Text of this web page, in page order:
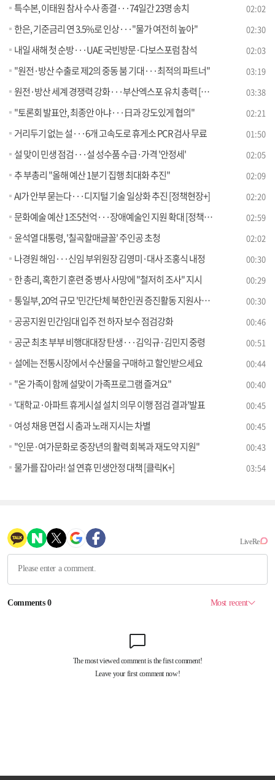
특수본, 이태원 참사 수사 종결···74일간 23명 송치 02:02
한은, 기준금리 연 3.5%로 인상···"물가 여전히 높아" 02:30
내일 새해 첫 순방···UAE 국빈방문·다보스포럼 참석 02:03
"원전·방산 수출로 제2의 중동 붐 기대···최적의 파트너" 03:19
원전·방산 세계 경쟁력 강화···부산엑스포 유치 총력 [뉴스의 맥] 03:38
"토론회 발표안, 최종안 아냐···日과 강도있게 협의" 02:21
거리두기 없는 설···6개 고속도로 휴게소 PCR 검사 무료 01:50
설 맞이 민생 점검···설 성수품 수급·가격 '안정세' 02:05
추 부총리 "올해 예산 1분기 집행 최대화 추진" 02:09
AI가 안부 묻는다···디지털 기술 일상화 추진 [정책현장+] 02:20
문화예술 예산 1조5천억···장애예술인 지원 확대 [정책현장+] 02:59
윤석열 대통령, '칠곡할매글꼴' 주인공 초청 02:02
나경원 해임···신임 부위원장 김영미·대사 조홍식 내정 00:30
한 총리, 혹한기 훈련 중 병사 사망에 "철저히 조사" 지시 00:29
통일부, 20억 규모 '민간단체 북한인권 증진활동 지원사업' 시행 00:30
공공지원 민간임대 입주 전 하자 보수 점검강화 00:46
공군 최초 부부 비행대대장 탄생···김익규·김민지 중령 00:51
설에는 전통시장에서 수산물을 구매하고 할인받으세요 00:44
"온 가족이 함께 설맞이 가족프로그램 즐겨요" 00:40
'대학교·아파트 휴게시설 설치 의무 이행 점검 결과'발표 00:45
여성 채용 면접 시 춤과 노래 지시는 차별 00:45
"인문·여가문화로 중장년의 활력 회복과 재도약 지원" 00:43
물가를 잡아라! 설 연휴 민생안정 대책 [클릭K+] 03:54